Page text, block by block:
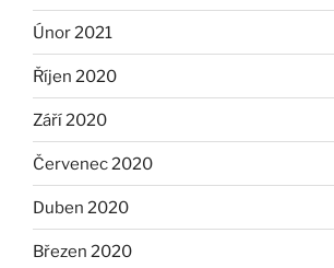
Únor 2021
Říjen 2020
Září 2020
Červenec 2020
Duben 2020
Březen 2020